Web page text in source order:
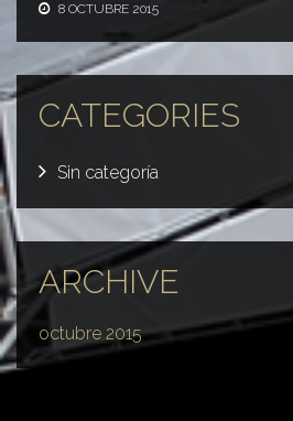
8 OCTUBRE 2015
CATEGORIES
Sin categoría
ARCHIVE
octubre 2015